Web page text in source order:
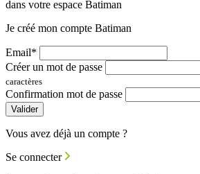
dans votre espace Batiman
Je créé mon compte Batiman
Email*
Créer un mot de passe
caractères
Confirmation mot de passe
Valider
Vous avez déjà un compte ?
Se connecter